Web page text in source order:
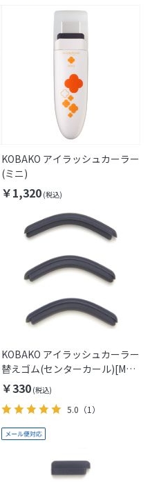
KOBAKO アイラッシュカーラー
(ミニ)
￥1,320
KOBAKO アイラッシュカーラー
替えゴム(センターカール)[M便
1/1]
￥330
5.0 （1）